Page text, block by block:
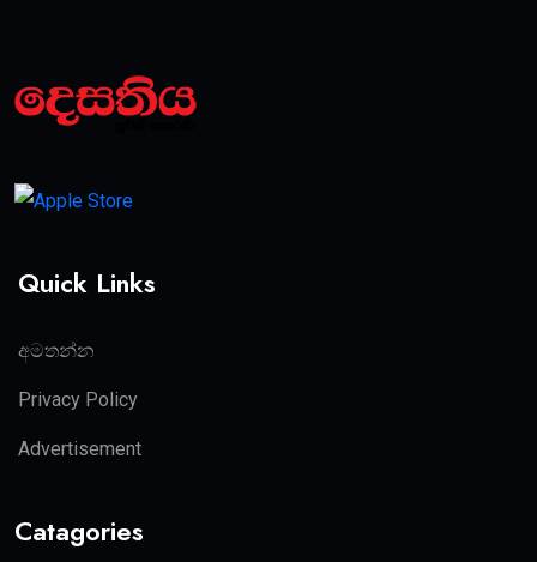
Quick Links
අමතන්න
Privacy Policy
Advertisement
Catagories